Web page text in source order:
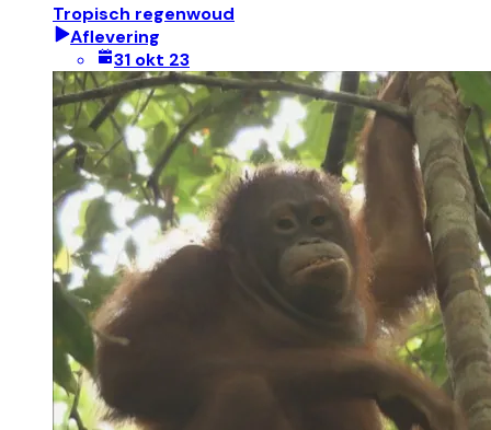
Tropisch regenwoud
Aflevering
31 okt 23